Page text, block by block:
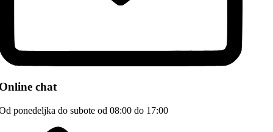
chat
ponedeljka do subote od 08:00 do 17:00